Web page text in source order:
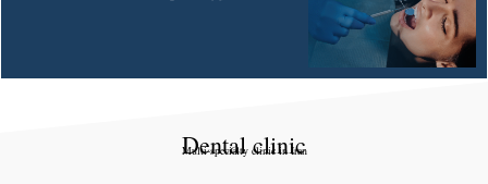
Dental clinic
Multi-specialty clinic in Iran